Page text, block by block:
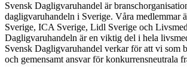
Svensk Dagligvaruhandel är
dagligvaruhandeln i Sverige. Våra medlemmar
Sverige, ICA Sverige, Lidl Sverige och
Dagligvaruhandeln är en viktig del i hela
Svensk Dagligvaruhandel verkar för att vi som
och gemensamt ansvar för konkurrensneutrala